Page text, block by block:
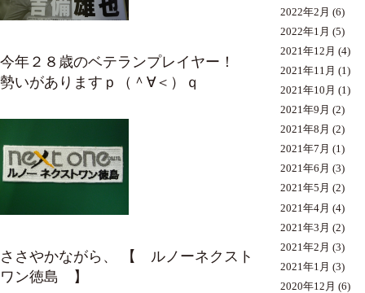
今年２８歳のベテランプレイヤー！
勢いがありますｐ（＾∀＜）ｑ
ささやかながら、 【 ルノーネクスト
ワン徳島 】
2022年2月 (6)
2022年1月 (5)
2021年12月 (4)
2021年11月 (1)
2021年10月 (1)
2021年9月 (2)
2021年8月 (2)
2021年7月 (1)
2021年6月 (3)
2021年5月 (2)
2021年4月 (4)
2021年3月 (2)
2021年2月 (3)
2021年1月 (3)
2020年12月 (6)